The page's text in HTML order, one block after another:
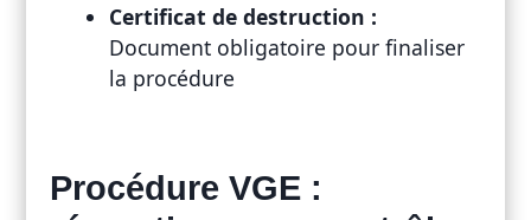
Certificat de destruction :
Document obligatoire pour finaliser
la procédure
Procédure VGE :